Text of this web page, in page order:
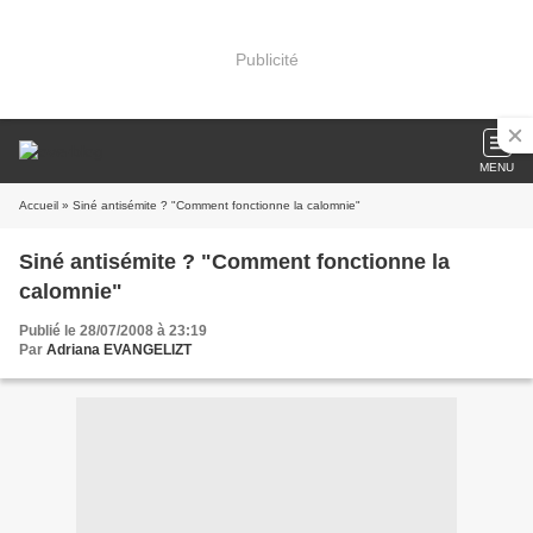
Publicité
MENU
Accueil » Siné antisémite ? "Comment fonctionne la calomnie"
Siné antisémite ? "Comment fonctionne la
calomnie"
Publié le 28/07/2008 à 23:19
Par Adriana EVANGELIZT